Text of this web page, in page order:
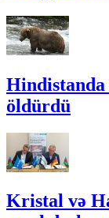
Hindistanda
öldürdü
Kristal və